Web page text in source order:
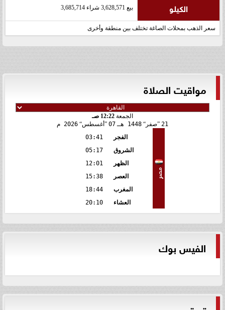
الكيلو بيع 3,628,571 شراء 3,685,714
سعر الذهب بمحلات الصاغة تختلف بين منطقة وأخرى
مواقيت الصلاة
الجمعة 12:22 صـ
21
صفر 1448 هـ 07 أغسطس 2026 م
مصر
الفجر
03:41
الشروق
05:17
الظهر
12:01
العصر
15:38
المغرب
18:44
العشاء
20:10
الفيس بوك